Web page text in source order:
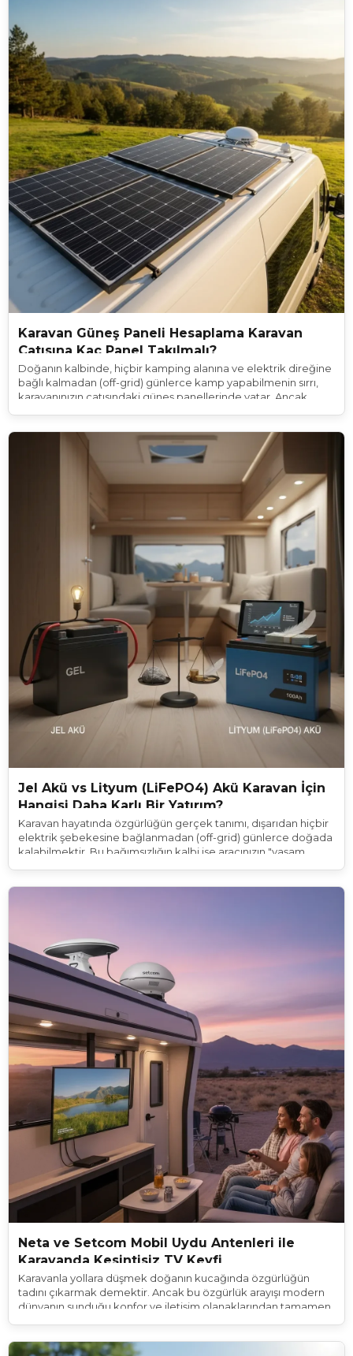
Karavan Güneş Paneli Hesaplama Karavan
Çatısına Kaç Panel Takılmalı?
Doğanın kalbinde, hiçbir kamping alanına ve elektrik direğine
bağlı kalmadan (off-grid) günlerce kamp yapabilmenin sırrı,
karavanınızın çatısındaki güneş panellerinde yatar. Ancak
"Karavanıma kaç adet ve kaç Watt güneş paneli
taktırmalıyım?"
Jel Akü vs Lityum (LiFePO4) Akü Karavan İçin
Hangisi Daha Karlı Bir Yatırım?
Karavan hayatında özgürlüğün gerçek tanımı, dışarıdan hiçbir
elektrik şebekesine bağlanmadan (off-grid) günlerce doğada
kalabilmektir. Bu bağımsızlığın kalbi ise aracınızın "yaşam
Neta ve Setcom Mobil Uydu Antenleri ile
Karavanda Kesintisiz TV Keyfi
Karavanla yollara düşmek doğanın kucağında özgürlüğün
tadını çıkarmak demektir. Ancak bu özgürlük arayışı modern
dünyanın sunduğu konfor ve iletişim olanaklarından tamamen
günde çocukları oyalamak isteyen bir ebeveyn, isterse de